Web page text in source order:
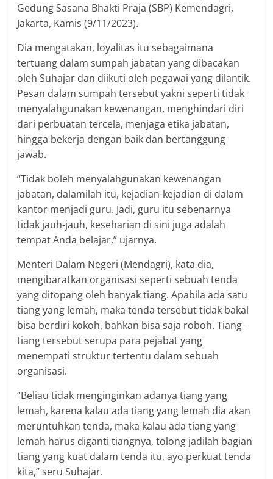
Gedung Sasana Bhakti Praja (SBP) Kemendagri,
Jakarta, Kamis (9/11/2023).
Dia mengatakan, loyalitas itu sebagaimana
tertuang dalam sumpah jabatan yang dibacakan
oleh Suhajar dan diikuti oleh pegawai yang dilantik.
Pesan dalam sumpah tersebut yakni seperti tidak
menyalahgunakan kewenangan, menghindari diri
dari perbuatan tercela, menjaga etika jabatan,
hingga bekerja dengan baik dan bertanggung
jawab.
“Tidak boleh menyalahgunakan kewenangan
jabatan, dalamilah itu, kejadian-kejadian di dalam
kantor menjadi guru. Jadi, guru itu sebenarnya
tidak jauh-jauh, keseharian di sini juga adalah
tempat Anda belajar,” ujarnya.
Menteri Dalam Negeri (Mendagri), kata dia,
mengibaratkan organisasi seperti sebuah tenda
yang ditopang oleh banyak tiang. Apabila ada satu
tiang yang lemah, maka tenda tersebut tidak bakal
bisa berdiri kokoh, bahkan bisa saja roboh. Tiang-
tiang tersebut serupa para pejabat yang
menempati struktur tertentu dalam sebuah
organisasi.
“Beliau tidak menginginkan adanya tiang yang
lemah, karena kalau ada tiang yang lemah dia akan
meruntuhkan tenda, maka kalau ada tiang yang
lemah harus diganti tiangnya, tolong jadilah bagian
tiang yang kuat dalam tenda itu, ayo perkuat tenda
kita,” seru Suhajar.